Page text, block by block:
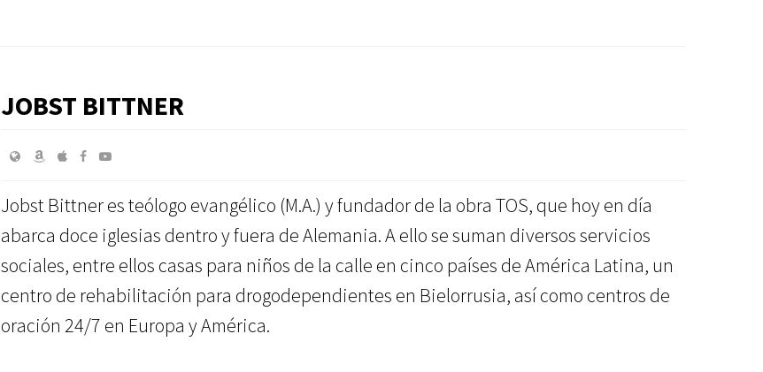
JOBST BITTNER
Jobst Bittner es teólogo evangélico (M.A.) y fundador de la obra TOS, que hoy en día
abarca doce iglesias dentro y fuera de Alemania. A ello se suman diversos servicios
sociales, entre ellos casas para niños de la calle en cinco países de América Latina, un
centro de rehabilitación para drogodependientes en Bielorrusia, así como centros de
oración 24/7 en Europa y América.